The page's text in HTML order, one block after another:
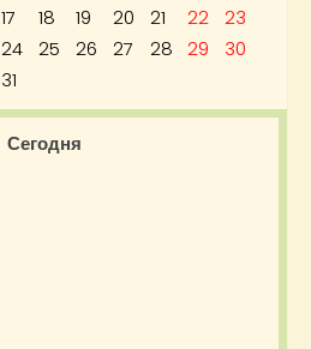
17
18 19 20 21 22
23
24
25 26 27 28 29
30
31
Сегодня